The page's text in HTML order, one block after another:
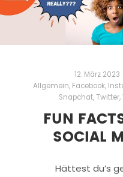
12. März 2023
Allgemein, Facebook,
Snapchat,Twitter,
FUN
SOCIAL
Hättest du’s